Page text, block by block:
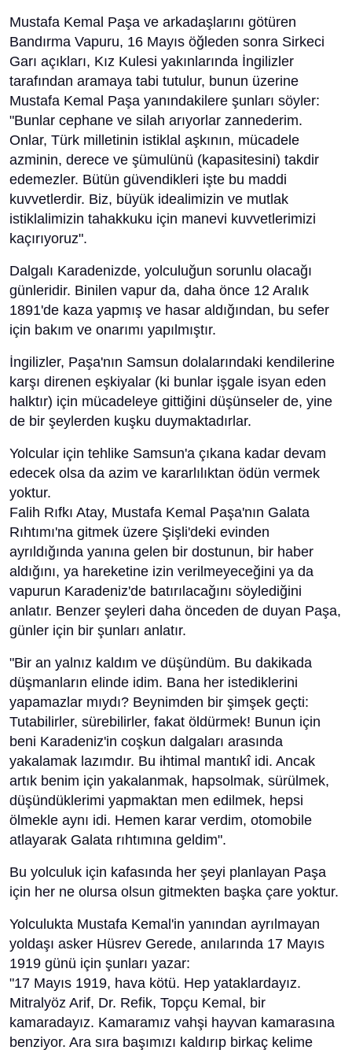
Mustafa Kemal Paşa ve arkadaşlarını götüren
Bandırma Vapuru, 16 Mayıs öğleden sonra Sirkeci
Garı açıkları, Kız Kulesi yakınlarında İngilizler
tarafından aramaya tabi tutulur, bunun üzerine
Mustafa Kemal Paşa yanındakilere şunları söyler:
"Bunlar cephane ve silah arıyorlar zannederim.
Onlar, Türk milletinin istiklal aşkının, mücadele
azminin, derece ve şümulünü (kapasitesini) takdir
edemezler. Bütün güvendikleri işte bu maddi
kuvvetlerdir. Biz, büyük idealimizin ve mutlak
istiklalimizin tahakkuku için manevi kuvvetlerimizi
kaçırıyoruz".
Dalgalı Karadenizde, yolculuğun sorunlu olacağı
günleridir. Binilen vapur da, daha önce 12 Aralık
1891'de kaza yapmış ve hasar aldığından, bu sefer
için bakım ve onarımı yapılmıştır.
İngilizler, Paşa'nın Samsun dolalarındaki kendilerine
karşı direnen eşkiyalar (ki bunlar işgale isyan eden
halktır) için mücadeleye gittiğini düşünseler de, yine
de bir şeylerden kuşku duymaktadırlar.
Yolcular için tehlike Samsun'a çıkana kadar devam
edecek olsa da azim ve kararlılıktan ödün vermek
yoktur.
Falih Rıfkı Atay, Mustafa Kemal Paşa'nın Galata
Rıhtımı'na gitmek üzere Şişli'deki evinden
ayrıldığında yanına gelen bir dostunun, bir haber
aldığını, ya hareketine izin verilmeyeceğini ya da
vapurun Karadeniz'de batırılacağını söylediğini
anlatır. Benzer şeyleri daha önceden de duyan Paşa,
günler için bir şunları anlatır.
"Bir an yalnız kaldım ve düşündüm. Bu dakikada
düşmanların elinde idim. Bana her istediklerini
yapamazlar mıydı? Beynimden bir şimşek geçti:
Tutabilirler, sürebilirler, fakat öldürmek! Bunun için
beni Karadeniz'in coşkun dalgaları arasında
yakalamak lazımdır. Bu ihtimal mantıkî idi. Ancak
artık benim için yakalanmak, hapsolmak, sürülmek,
düşündüklerimi yapmaktan men edilmek, hepsi
ölmekle aynı idi. Hemen karar verdim, otomobile
atlayarak Galata rıhtımına geldim".
Bu yolculuk için kafasında her şeyi planlayan Paşa
için her ne olursa olsun gitmekten başka çare yoktur.
Yolculukta Mustafa Kemal'in yanından ayrılmayan
yoldaşı asker Hüsrev Gerede, anılarında 17 Mayıs
1919 günü için şunları yazar:
"17 Mayıs 1919, hava kötü. Hep yataklardayız.
Mitralyöz Arif, Dr. Refik, Topçu Kemal, bir
kamaradayız. Kamaramız vahşi hayvan kamarasına
benziyor. Ara sıra başımızı kaldırıp birkaç kelime